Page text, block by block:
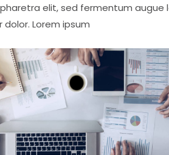
elit, sed fermentum augue
Lorem ipsum